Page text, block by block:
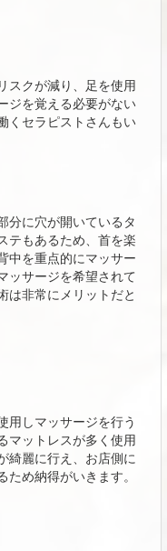
スクが減り、足を使用
ジを覚える必要がない
くセラピストさんもい
分に穴が開いているタ
テもあるため、首を楽
中を重点的にマッサー
ッサージを希望されて
は非常にメリットだと
用しマッサージを行う
マットレスが多く使用
綺麗に行え、お店側に
め納得がいきます。